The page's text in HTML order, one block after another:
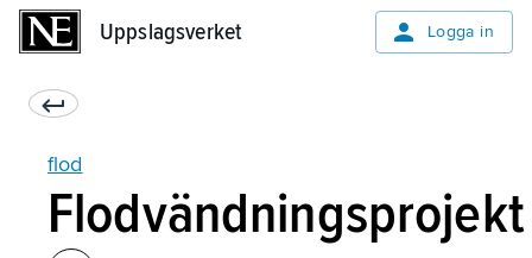
Uppslagsverket Logga in
flod
Flodvändningsprojekt